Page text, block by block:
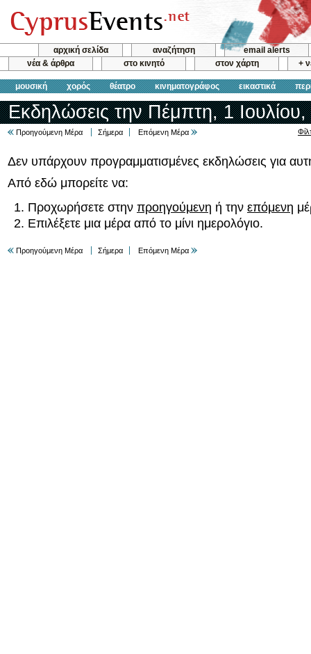
αρχική σελίδα αναζήτηση
email alerts
νέα & άρθρα
στο κινητό στον χάρτη +
μουσική χορός θέατρο κινηματογράφος εικαστικά
Εκδηλώσεις την Πέμπτη, 1
Προηγούμενη Μέρα Σήμερα Επόμενη Μέρα
Δεν υπάρχουν προγραμματισμένες εκδηλώσεις για
Από εδώ μπορείτε να:
Προχωρήσετε στην προηγούμενη ή την επόμενη
Επιλέξετε μια μέρα από το μίνι ημερολόγιο.
Προηγούμενη Μέρα Σήμερα Επόμενη Μέρα